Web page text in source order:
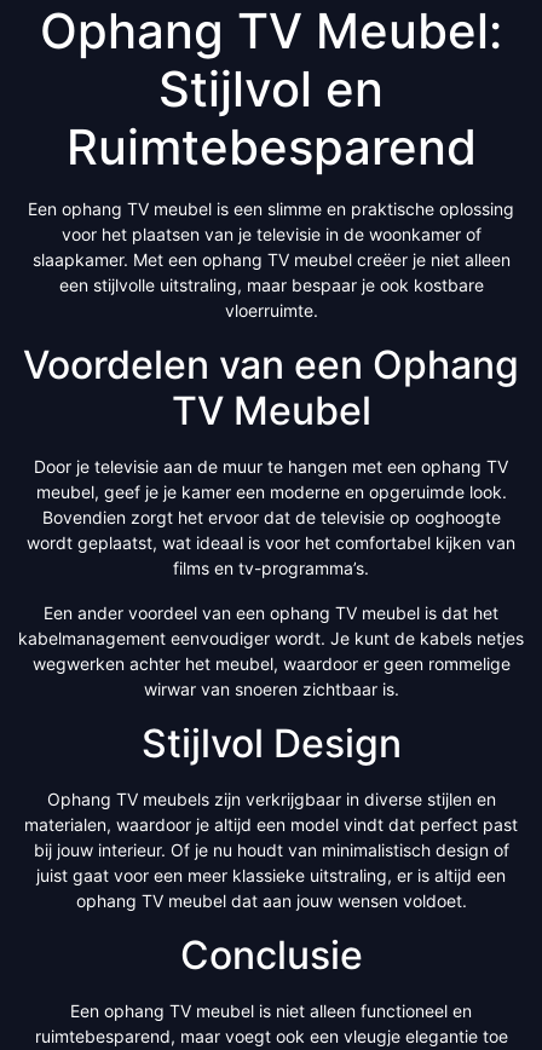
Ophang TV Meubel:
Stijlvol en
Ruimtebesparend
Een ophang TV meubel is een slimme en praktische oplossing
voor het plaatsen van je televisie in de woonkamer of
slaapkamer. Met een ophang TV meubel creëer je niet alleen
een stijlvolle uitstraling, maar bespaar je ook kostbare
vloerruimte.
Voordelen van een Ophang
TV Meubel
Door je televisie aan de muur te hangen met een ophang TV
meubel, geef je je kamer een moderne en opgeruimde look.
Bovendien zorgt het ervoor dat de televisie op ooghoogte
wordt geplaatst, wat ideaal is voor het comfortabel kijken van
films en tv-programma’s.
Een ander voordeel van een ophang TV meubel is dat het
kabelmanagement eenvoudiger wordt. Je kunt de kabels netjes
wegwerken achter het meubel, waardoor er geen rommelige
wirwar van snoeren zichtbaar is.
Stijlvol Design
Ophang TV meubels zijn verkrijgbaar in diverse stijlen en
materialen, waardoor je altijd een model vindt dat perfect past
bij jouw interieur. Of je nu houdt van minimalistisch design of
juist gaat voor een meer klassieke uitstraling, er is altijd een
ophang TV meubel dat aan jouw wensen voldoet.
Conclusie
Een ophang TV meubel is niet alleen functioneel en
ruimtebesparend, maar voegt ook een vleugje elegantie toe